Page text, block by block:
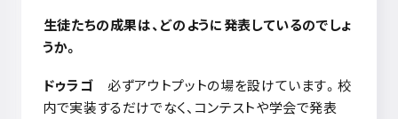
生徒たちの成果は、どのように発表しているのでしょ
うか。
ドゥラゴ 必ずアウトプットの場を設けています。校
内で実装するだけでなく、コンテストや学会で発表